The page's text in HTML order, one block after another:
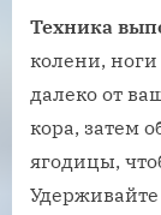
Техника
колени,
далеко от
кора, затем
ягодицы,